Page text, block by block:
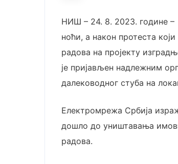
НИШ – 24. 8. 2023. године –
ноћи, а након протеста
радова на пројекту
је пријављен надлежним
далеководног стуба на
Електромрежа Србија
дошло до уништавања
радова.